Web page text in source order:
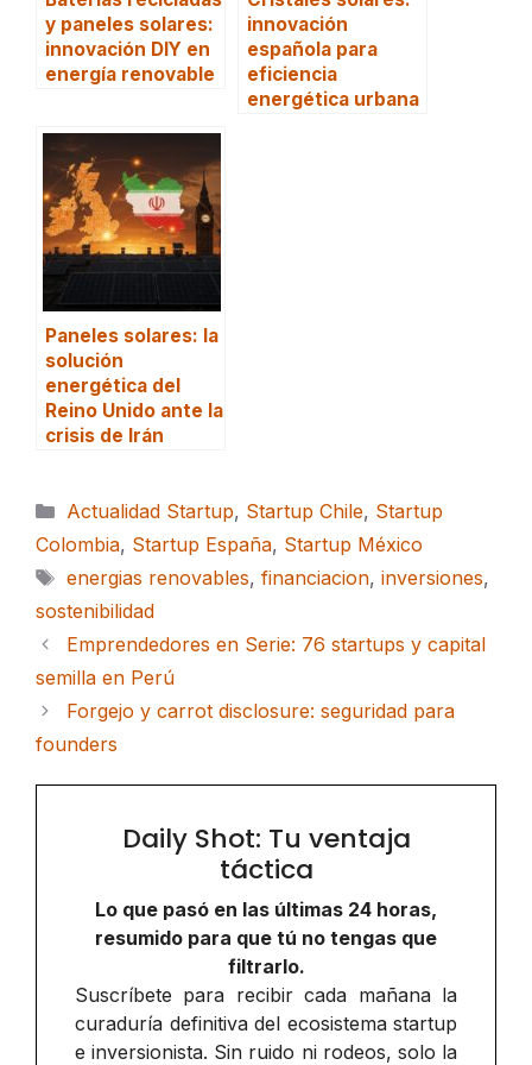
y paneles solares:
innovación DIY en
energía renovable
innovación
española para
eficiencia
energética urbana
Paneles solares: la
solución
energética del
Reino Unido ante la
crisis de Irán
Categorías
Actualidad Startup, Startup Chile, Startup
Colombia, Startup España, Startup México
Etiquetas
energias renovables, financiacion, inversiones,
sostenibilidad
Emprendedores en Serie: 76 startups y capital
semilla en Perú
Forgejo y carrot disclosure: seguridad para
founders
Daily Shot: Tu ventaja
táctica
Lo que pasó en las últimas 24 horas,
resumido para que tú no tengas que
filtrarlo.
Suscríbete para recibir cada mañana la
curaduría definitiva del ecosistema startup
e inversionista. Sin ruido ni rodeos, solo la